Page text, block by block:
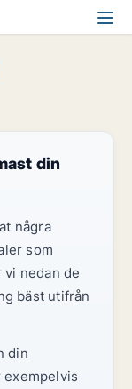
din
några
som
nedan de
bäst utifrån
din